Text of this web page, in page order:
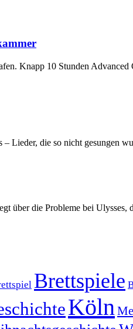
Knapp 10 Stunden
Lieder, die so nicht gesungen
über die Probleme bei
Brettspiele
Köln